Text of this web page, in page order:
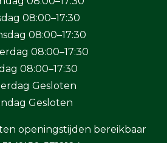
08:00–17:30
08:00–17:30
08:00–17:30
08:00–17:30
Gesloten
Gesloten
openingstijden bereikbaar